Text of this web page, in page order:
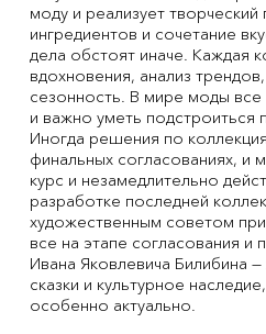
моду и реализует
ингредиентов и сочетание
дела обстоят иначе. Каждая
вдохновения, анализ
сезонность. В мире моды
и важно уметь подстроиться
Иногда решения по
финальных согласованиях, и
курс и незамедлительно
разработке последней
художественным советом
все на этапе согласования и
Ивана Яковлевича Билибина
сказки и культурное
особенно актуально.